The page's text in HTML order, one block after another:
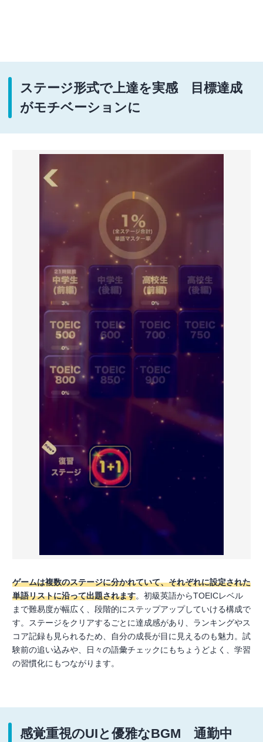
ステージ形式で上達を実感 目標達成
がモチベーションに
ゲームは複数のステージに分かれていて、それぞれに設定された
単語リストに沿って出題されます。初級英語からTOEICレベル
まで難易度が幅広く、段階的にステップアップしていける構成で
す。ステージをクリアするごとに達成感があり、ランキングやス
コア記録も見られるため、自分の成長が目に見えるのも魅力。試
験前の追い込みや、日々の語彙チェックにもちょうどよく、学習
の習慣化にもつながります。
感覚重視のUIと優雅なBGM 通勤中